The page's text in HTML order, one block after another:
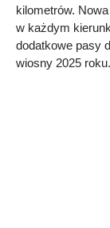
kilometrów.
w każdym
dodatkowe pasy
wiosny 2025 roku.